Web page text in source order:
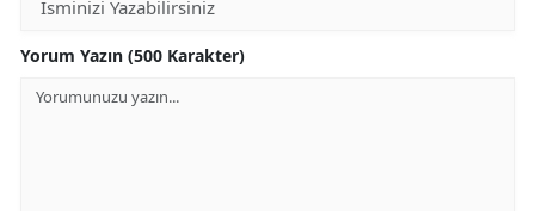
Yorum Yazın (500 Karakter)